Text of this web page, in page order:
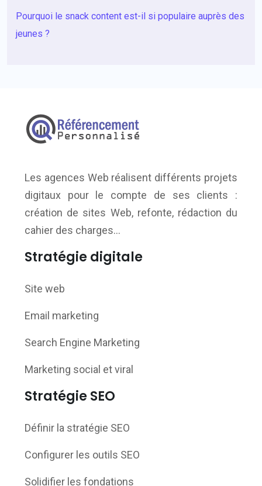
Pourquoi le snack content est-il si populaire auprès des
jeunes ?
Les agences Web réalisent différents projets
digitaux pour le compte de ses clients :
création de sites Web, refonte, rédaction du
cahier des charges…
Stratégie digitale
Site web
Email marketing
Search Engine Marketing
Marketing social et viral
Stratégie SEO
Définir la stratégie SEO
Configurer les outils SEO
Solidifier les fondations